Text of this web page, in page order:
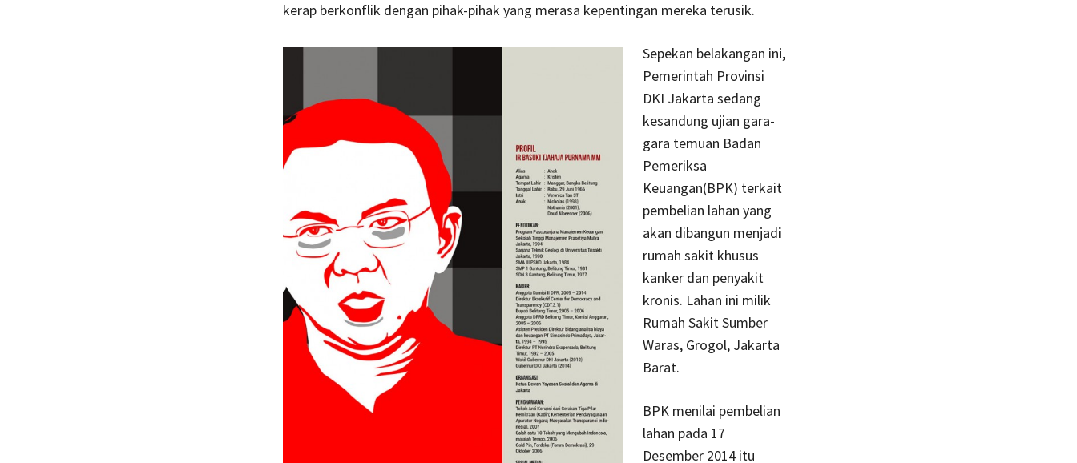
kerap berkonflik dengan pihak-pihak yang merasa kepentingan mereka terusik.
Sepekan belakangan ini,
Pemerintah Provinsi
DKI Jakarta sedang
kesandung ujian gara-
gara temuan Badan
Pemeriksa
Keuangan(BPK) terkait
pembelian lahan yang
akan dibangun menjadi
rumah sakit khusus
kanker dan penyakit
kronis. Lahan ini milik
Rumah Sakit Sumber
Waras, Grogol, Jakarta
Barat.
BPK menilai pembelian
lahan pada 17
Desember 2014 itu